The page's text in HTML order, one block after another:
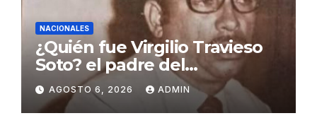
NACIONALES
¿Quién fue Virgilio Travieso
Soto? el padre del
baloncesto dominicano
AGOSTO 6, 2026 ADMIN